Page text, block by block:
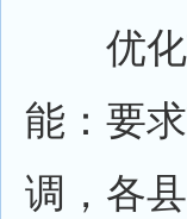
优化
能：要
调，各